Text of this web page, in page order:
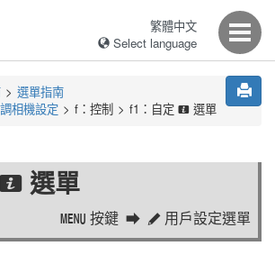
繁體中文
Select language
選單指南
相機設定 f：控制 f1：自定 i 選單
i 選單
G 按鍵 A 用戶設定選單